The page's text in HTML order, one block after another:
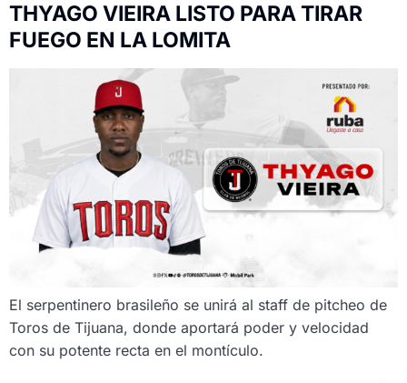
THYAGO VIEIRA LISTO PARA TIRAR
FUEGO EN LA LOMITA
El serpentinero brasileño se unirá al staff de pitcheo de
Toros de Tijuana, donde aportará poder y velocidad
con su potente recta en el montículo.